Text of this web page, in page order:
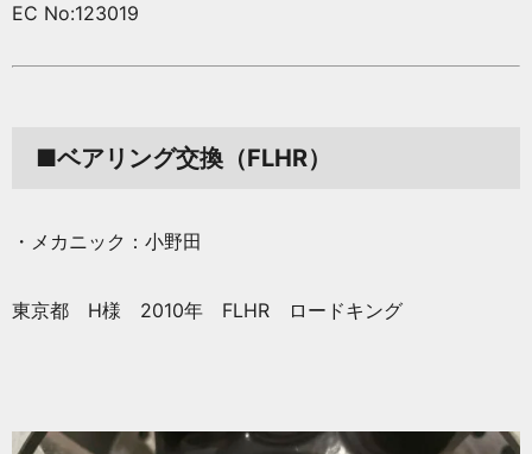
EC No:123019
■ベアリング交換（FLHR）
・メカニック：小野田
東京都 H様 2010年 FLHR ロードキング